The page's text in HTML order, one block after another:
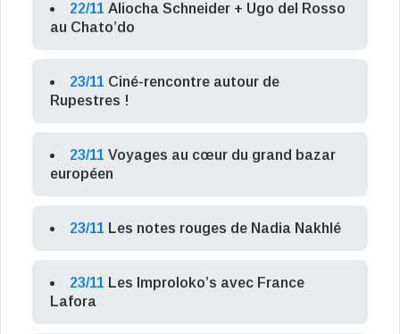
22/11 Aliocha Schneider + Ugo del Rosso
au Chato’do
23/11 Ciné-rencontre autour de
Rupestres !
23/11 Voyages au cœur du grand bazar
européen
23/11 Les notes rouges de Nadia Nakhlé
23/11 Les Improloko’s avec France
Lafora